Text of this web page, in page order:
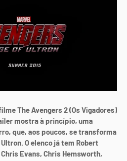
The Avengers 2 (Os Vigadores)
mostra à princípio, uma
que, aos poucos, se transforma
O elenco já tem Robert
Evans, Chris Hemsworth,